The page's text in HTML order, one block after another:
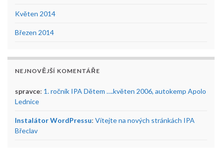
Květen 2014
Březen 2014
NEJNOVĚJŠÍ KOMENTÁŘE
spravce: 1. ročník IPA Dětem ….květen 2006, autokemp Apolo
Lednice
Instalátor WordPressu: Vítejte na nových stránkách IPA
Břeclav